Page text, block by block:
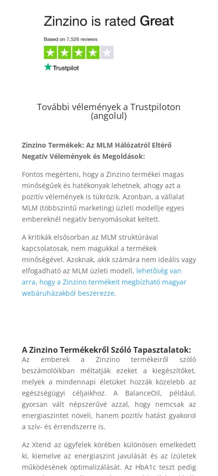
További vélemények a Trustpiloton
(angolul)
Zinzino Termékek: Az MLM Hálózatról Eltérő
Negatív Vélemények és Megoldások:
Fontos megérteni, hogy a Zinzino termékei magas
minőségűek és hatékonyak lehetnek, ahogy azt a
pozitív vélemények is tükrözik. Azonban, a vállalat
MLM (többszintű marketing) üzleti modellje egyes
embereknél negatív benyomásokat keltett.
A kritikák elsősorban az MLM struktúrával
kapcsolatosak, nem magukkal a termékek
minőségével. Azoknak, akik számára nem ideális vagy
elfogadható az MLM üzleti modell, lehetőség van
arra, hogy a Zinzino termékeit megbízható magyar
webáruházakból beszerezze.
A Zinzino Termékekről Szóló Tapasztalatok:
Az emberek a Zinzino termékeiről szóló
beszámolóikban méltatják ezeket a kiegészítőket,
melyek a mindennapi életüket hozzák közelebb az
egészségügyi céljaikhoz. A BalanceOil, például,
gyorsan vált népszerűvé azzal, hogy nemcsak az
energiaszintet növeli, hanem pozitív hatást gyakorol
a szív- és érrendszerre is.
Az Xtend az ügyfelek körében különösen emelkedett
ki, kiemelve az energiaszint javulását és az ízületek
működésének optimalizálását. Az HbA1c teszt pedig